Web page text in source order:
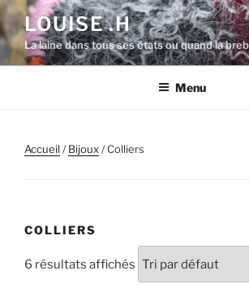
Aller
au
contenu
principal
LOUISE .H
La laine dans tous ses états ou quand la
Menu
Accueil/Bijoux/ Colliers
COLLIERS
6 résultats affichés